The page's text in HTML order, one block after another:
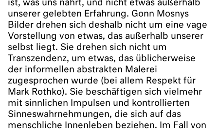
ist, was uns nährt, und nicht etwas außerhalb
unserer gelebten Erfahrung. Gonn Mosnys
Bilder drehen sich deshalb nicht um eine vage
Vorstellung von etwas, das außerhalb unserer
selbst liegt. Sie drehen sich nicht um
Transzendenz, um etwas, das üblicherweise
der informellen abstrakten Malerei
zugesprochen wurde (bei allem Respekt für
Mark Rothko). Sie beschäftigen sich vielmehr
mit sinnlichen Impulsen und kontrollierten
Sinneswahrnehmungen, die sich auf das
menschliche Innenleben beziehen. Im Fall von